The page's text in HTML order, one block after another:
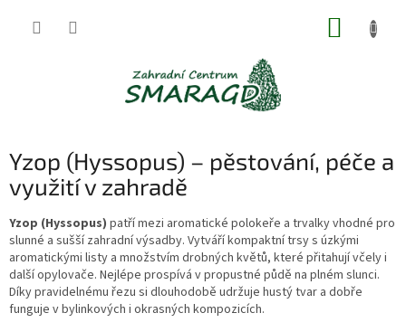
Yzop (Hyssopus) – pěstování, péče a
využití v zahradě
Yzop (Hyssopus) patří mezi aromatické polokeře a trvalky vhodné pro
slunné a sušší zahradní výsadby. Vytváří kompaktní trsy s úzkými
aromatickými listy a množstvím drobných květů, které přitahují včely i
další opylovače. Nejlépe prospívá v propustné půdě na plném slunci.
Díky pravidelnému řezu si dlouhodobě udržuje hustý tvar a dobře
funguje v bylinkových i okrasných kompozicích.